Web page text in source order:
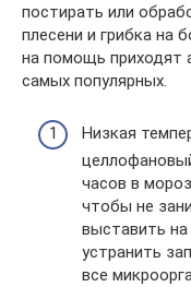
постирать или
плесени и грибка на
на помощь приходят
самых популярных.
Низкая
часов в
чтобы не
выставить
устранить
все